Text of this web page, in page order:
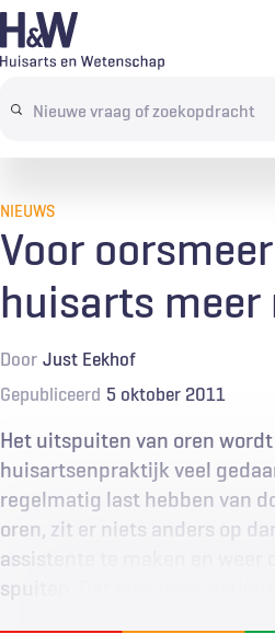
Overslaan
en
de Search
terms
AbonnerenTijdschrift
NIEUWS
Voor
huisarts meer
Door Just Eekhof
Gepubliceerd 5 oktober 2011
Het uitspuiten van oren
huisartsenpraktijk veel
regelmatig last hebben van
oren, zit er niets anders op
assistente te maken en weer
spuiten. Dat kost deze